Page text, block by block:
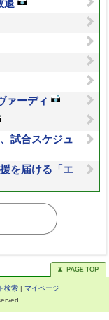
退
ァーディ
試合スケジュ
を届ける「エ
検索| マイページ